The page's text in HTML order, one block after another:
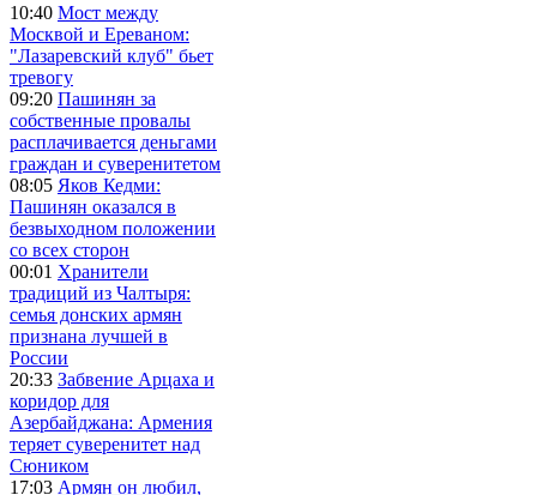
10:40 Мост между
Москвой и Ереваном:
"Лазаревский клуб" бьет
тревогу
09:20 Пашинян за
собственные провалы
расплачивается деньгами
граждан и суверенитетом
08:05 Яков Кедми:
Пашинян оказался в
безвыходном положении
со всех сторон
00:01 Хранители
традиций из Чалтыря:
семья донских армян
признана лучшей в
России
20:33 Забвение Арцаха и
коридор для
Азербайджана: Армения
теряет суверенитет над
Сюником
17:03 Армян он любил,